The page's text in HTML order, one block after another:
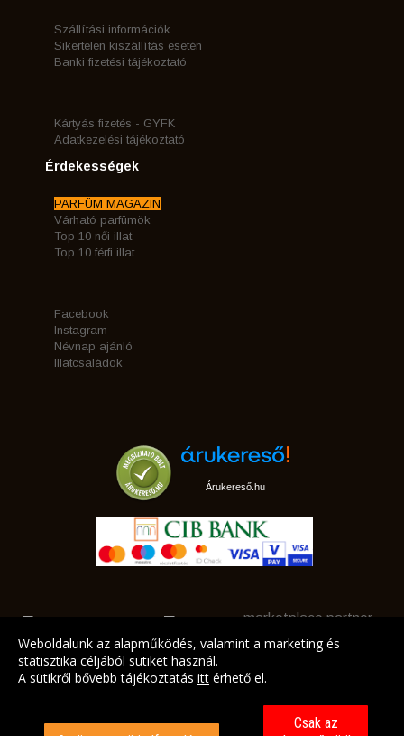
Szállítási információk
Sikertelen kiszállítás esetén
Banki fizetési tájékoztató
Kártyás fizetés - GYFK
Adatkezelési tájékoztató
Érdekességek
PARFÜM MAGAZIN
Várható parfümök
Top 10 női illat
Top 10 férfi illat
Facebook
Instagram
Névnap ajánló
Illatcsaládok
Árukereső.hu
marketplace partner
Weboldalunk az alapműködés, valamint a marketing és
statisztika céljából sütiket használ.
A sütikről bővebb tájékoztatás itt érhető el.
Csak az